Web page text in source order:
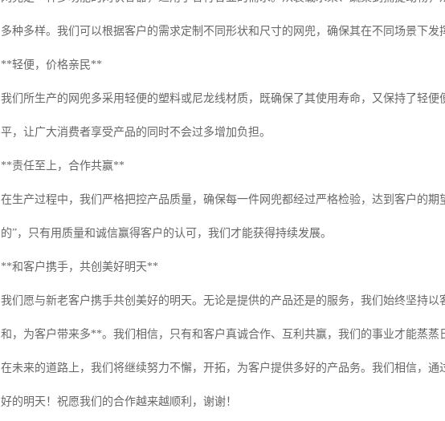
多种多样。我们可以根据客户的需求定制不同形状和尺寸的网兜，确保其在不同场景下发
**轻便，价格亲民**
我们所生产的网兜多采用轻便的塑料或尼龙线材质，既确保了其使用寿命，又保持了轻
平，让广大消费者享受产品的同时不会过多增加负担。
**责任至上，合作共赢**
在生产过程中，我们严格把控产品质量，确保每一件网兜都经过严格检验，达到客户的
的”，只有用质量和诚信赢得客户的认可，我们才能获得持续发展。
**和客户携手，共创美好明天**
我们愿与新老客户携手共创美好的明天。无论是提供的产品还是的服务，我们始终坚持
和，为客户带来多**。我们相信，只有和客户真诚合作、互利共赢，我们的事业才能蒸蒸
在未来的道路上，我们将继续努力不懈，开拓，为客户提供多好的产品务。我们相信，
好的明天！祝愿我们的合作越来越顺利，谢谢！